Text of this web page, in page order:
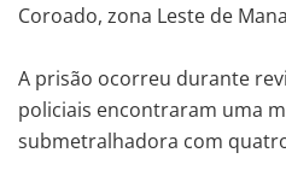
Coroado, zona Leste de
A prisão ocorreu durante
policiais encontraram uma
submetralhadora com